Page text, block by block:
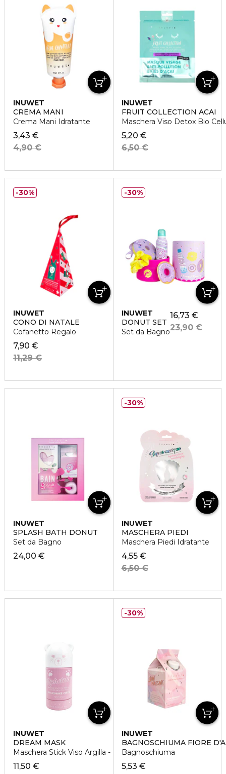
INUWET
CREMA MANI
Crema Mani Idratante
3,43 €
4,90 €
INUWET
FRUIT COLLECTION ACAI
Maschera Viso Detox Bio
5,20 €
6,50 €
INUWET
CONO DI NATALE
Cofanetto Regalo
7,90 €
11,29 €
30%
INUWET
DONUT SET
Set da Bagno
16,73 €
23,90 €
30%
INUWET
SPLASH BATH DONUT
Set da Bagno
24,00 €
INUWET
MASCHERA PIEDI
Maschera Piedi Idratante
4,55 €
6,50 €
30%
INUWET
DREAM MASK
Maschera Stick Viso Argilla - Idratante
11,50 €
INUWET
BAGNOSCHIUMA FIORE
Bagnoschiuma
5,53 €
30%